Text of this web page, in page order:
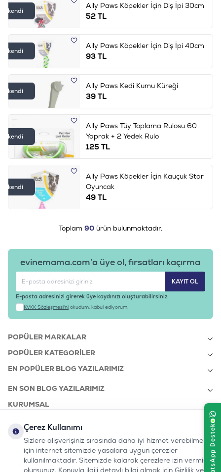
Tükendi
Ally Paws Köpekler İçin Diş İpi 30cm
52TL
Tükendi
Ally Paws Köpekler İçin Diş İpi 40cm
93TL
Tükendi
Ally Paws Kedi Kumu Küreği
39TL
Tükendi
Ally Paws Tüy Toplama Rulosu 60
Yaprak + 2 Yedek Rulo
125TL
Tükendi
Ally Paws Köpekler İçin Kauçuk Star
Oyuncak
49TL
Toplam 90 ürün bulunmaktadır.
evinemama.com’a üye ol, fırsatları kaçırma
KAYIT OL
E-posta adresinizi girerek üye kaydınızı oluşturabilirsiniz.
KVKK Sözleşmesi'ni okudum, kabul ediyorum.
POPÜLER MARKALAR
POPÜLER KATEGORILER
EN POPÜLER BLOG YAZILARIMIZ
EN SON BLOG YAZILARIMIZ
KURUMSAL
bizi takip edin:
Instagram
Youtube
TiktokFacebook
Linkedin
www.evinemama.com
pati@evinemama.com
0232 7000 212
%100 MUTLU
MÜŞTERI HATTI
(haftaiçi 09.00-17.00)
Çerez Kullanımı
Sizlere alışverişiniz sırasında daha iyi hizmet verebilmek
için internet sitemizde yasalara uygun çerezler
kullanılmaktadır. Sitemizde kalarak çerezlere izin vermiş
olursunuz. Konuyla ilgili detaylı bilgi almak için Gizlilik ve